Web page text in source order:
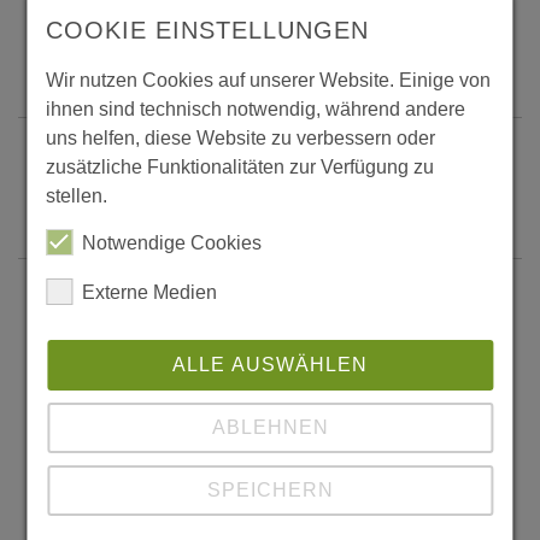
wurde dabei um 193m² erweitert.
Weiter...
Castro, Palafito Café del Puente
Castro, Palafito Sizigia
den Eigentümern (Andrés Bravari,
Bauingenieur und Tali Santibanez,
Fotografin und Designerin) zu einem
Kunstgewerbegeschäft und Hotel
umgewandelt
COOKIE EINSTELLUNGEN
Wir nutzen Cookies auf unserer Website. Einige von
ihnen sind technisch notwendig, während andere
uns helfen, diese Website zu verbessern oder
zusätzliche Funktionalitäten zur Verfügung zu
stellen.
Notwendige Cookies
Externe Medien
ALLE AUSWÄHLEN
ABLEHNEN
SPEICHERN